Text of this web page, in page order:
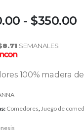
- $350.00
8.71 SEMANALES
100% madera
Comedores Juego de